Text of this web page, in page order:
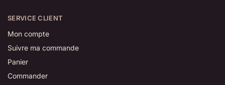
SERVICE CLIENT
Mon compte
Suivre ma commande
Panier
Commander